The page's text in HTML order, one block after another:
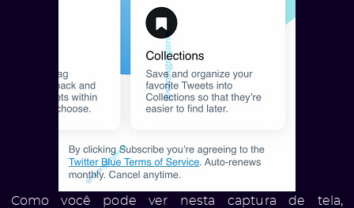
Como você pode ver nesta captura de tela,